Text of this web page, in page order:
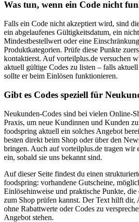
Was tun, wenn ein Code nicht
Falls ein Code nicht akzeptiert wird, sind
ein abgelaufenes Gültigkeitsdatum, ein
Mindestbestellwert oder eine
Produktkategorien. Prüfe diese Punkte
kontaktierst. Auf vorteilplus.de versuchen
aktuell gültige Codes zu listen – falls
sollte er beim Einlösen funktionieren.
Gibt es Codes speziell für
Neukunden-Codes sind bei vielen Online-
Praxis, um neue Kundinnen und Kunden
foodspring aktuell ein solches Angebot
besten direkt beim Shop oder über den
bringen. Auch auf vorteilplus.de tragen wir
ein, sobald sie uns bekannt sind.
Auf dieser Seite findest du einen
foodspring: vorhandene Gutscheine,
Einlösehinweise und praktische Punkte, die
zum Shop prüfen kannst. Der Text hilft dir,
ohne Rabattwerte oder Codes zu
Angebot stehen.